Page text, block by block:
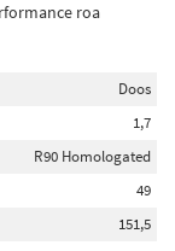
roa
Doos
1,7
R90 Homologated
49
151,5